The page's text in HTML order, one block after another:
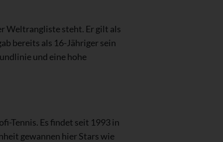
Weltrangliste steht. Er gilt als
bereits als 16-Jähriger sein
und eine hohe
Tennis. Es findet seit 1993 in
gewannen hier Stars wie